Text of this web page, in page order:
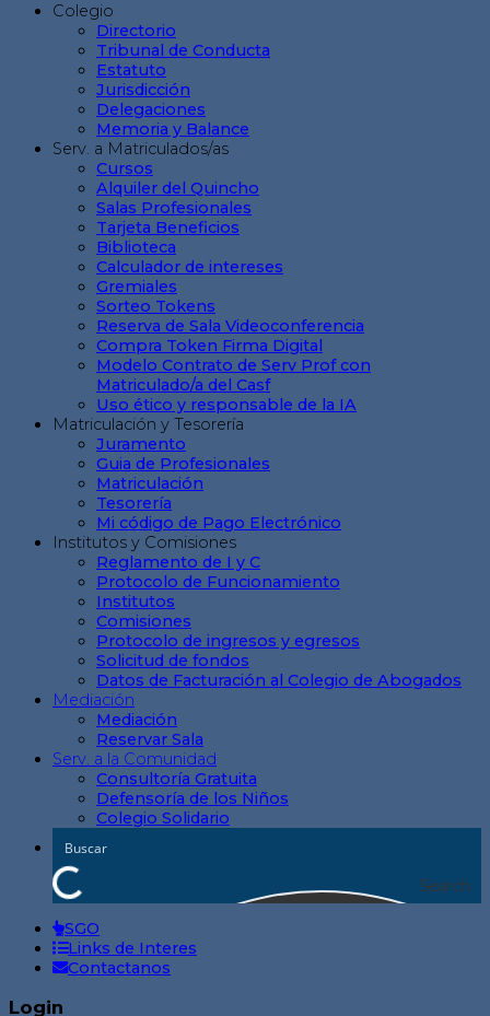
Colegio
Directorio
Tribunal de Conducta
Estatuto
Jurisdicción
Delegaciones
Memoria y Balance
Serv. a Matriculados/as
Cursos
Alquiler del Quincho
Salas Profesionales
Tarjeta Beneficios
Biblioteca
Calculador de intereses
Gremiales
Sorteo Tokens
Reserva de Sala Videoconferencia
Compra Token Firma Digital
Modelo Contrato de Serv Prof con
Matriculado/a del Casf
Uso ético y responsable de la IA
Matriculación y Tesorería
Juramento
Guia de Profesionales
Matriculación
Tesorería
Mi código de Pago Electrónico
Institutos y Comisiones
Reglamento de I y C
Protocolo de Funcionamiento
Institutos
Comisiones
Protocolo de ingresos y egresos
Solicitud de fondos
Datos de Facturación al Colegio de Abogados
Mediación
Mediación
Reservar Sala
Serv. a la Comunidad
Consultoría Gratuita
Defensoría de los Niños
Colegio Solidario
Search
SGO
Links de Interes
Contactanos
Login